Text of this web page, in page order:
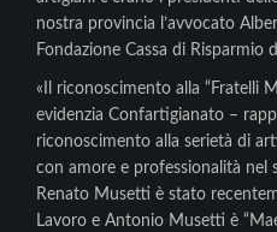
nostra provincia l’avvocato
Fondazione Cassa di Risparmio
«Il riconoscimento alla “Fratelli
evidenzia Confartigianato –
riconoscimento alla serietà di
con amore e professionalità nel
Renato Musetti è stato
Lavoro e Antonio Musetti è